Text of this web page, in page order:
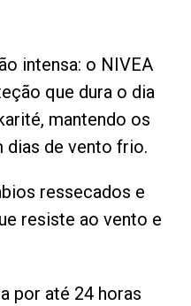
intensa: o NIVEA
que dura o dia
mantendo os
dias de vento frio.
ressecados e
resiste ao vento e
por até 24 horas